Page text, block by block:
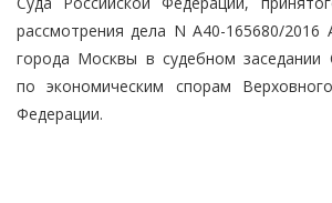
рассмотрения дела N А40-165680/2016
города Москвы в судебном заседании
по экономическим спорам
Федерации.